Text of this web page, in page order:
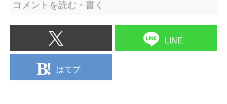
コメントを読む・書く
LINE
はてブ